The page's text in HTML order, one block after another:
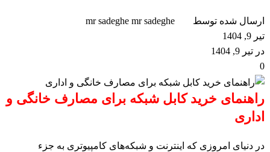
ارسال شده توسط
mr sadeghe mr sadeghe
تیر 9, 1404
در تیر 9, 1404
0
راهنمای خرید کابل شبکه برای مصارف خانگی و
اداری
در دنیای امروزی که اینترنت و شبکه‌های کامپیوتری به جزء